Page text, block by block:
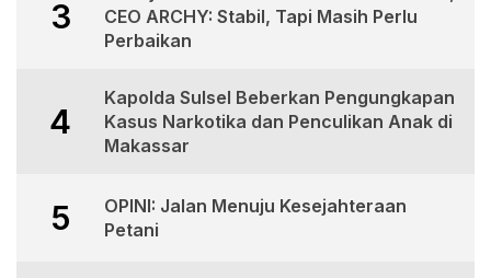
3
CEO ARCHY: Stabil, Tapi Masih Perlu
Perbaikan
4
Kapolda Sulsel Beberkan Pengungkapan
Kasus Narkotika dan Penculikan Anak di
Makassar
5
OPINI: Jalan Menuju Kesejahteraan
Petani